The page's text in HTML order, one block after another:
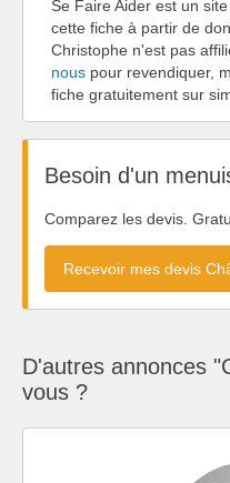
Se Faire Aider est un
cette fiche à partir de
Christophe n'est pas
nous pour revendiquer,
fiche gratuitement sur
Besoin d'un
Comparez les devis.
Recevoir mes devis
D'autres annonces
vous ?